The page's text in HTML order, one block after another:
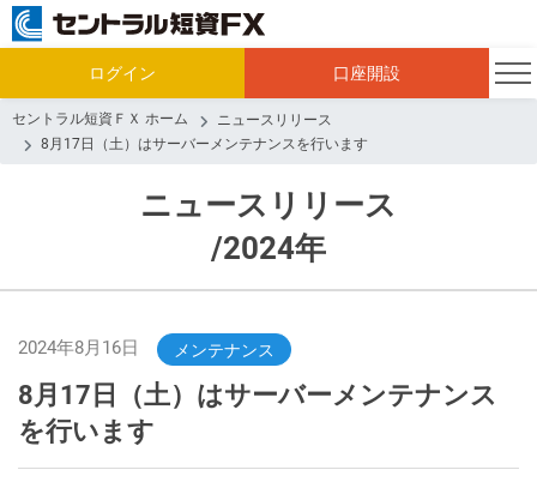
ログイン 口座開設
セントラル短資ＦＸ ホーム
ニュースリリース
8月17日（土）はサーバーメンテナンスを行います
ニュースリリース
/2024年
2024年8月16日 メンテナンス
8月17日（土）はサーバーメンテナンス
を行います